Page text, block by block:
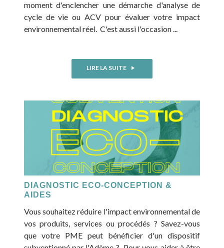
moment d'enclencher une démarche d'analyse de
cycle de vie ou ACV pour évaluer votre impact
environnemental réel. C'est aussi l'occasion ...
LIRE LA SUITE
DIAGNOSTIC ECO-CONCEPTION &
AIDES
Vous souhaitez réduire l'impact environnemental de
vos produits, services ou procédés ? Savez-vous
que votre PME peut bénéficier d'un dispositif